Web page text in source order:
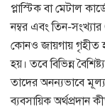
প্লাস্টিক বা মেটাল
নম্বর এবং তিন-
কোনও জায়গায় গৃহীত
হয়।তবে বিভিন্ন
তাদের অনন্যভাবে
ব্যবসায়িক অর্থপ্রদান